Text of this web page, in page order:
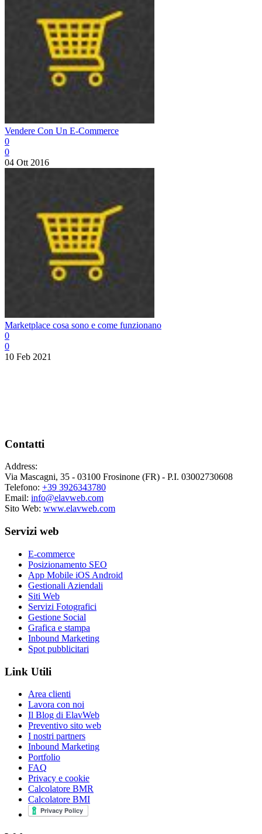
Vendere Con Un E-Commerce
0
0
04 Ott 2016
Marketplace cosa sono e come funzionano
0
0
10 Feb 2021
Contatti
Address:
Via Mascagni, 35 - 03100 Frosinone (FR) - P.I. 03002730608
Telefono: +39 3926343780
Email: info@elavweb.com
Sito Web: www.elavweb.com
Servizi web
E-commerce
Posizionamento SEO
App Mobile iOS Android
Gestionali Aziendali
Siti Web
Servizi Fotografici
Gestione Social
Grafica e stampa
Inbound Marketing
Spot pubblicitari
Link Utili
Area clienti
Lavora con noi
Il Blog di ElavWeb
Preventivo sito web
I nostri partners
Inbound Marketing
Portfolio
FAQ
Privacy e cookie
Calcolatore BMR
Calcolatore BMI